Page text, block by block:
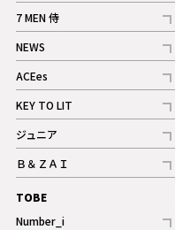
記事
7 MEN 侍
記事
NEWS
記事
ACEes
記事
KEY TO LIT
記事
ジュニア
記事
Ｂ＆ＺＡＩ
記事
TOBE
Number_i